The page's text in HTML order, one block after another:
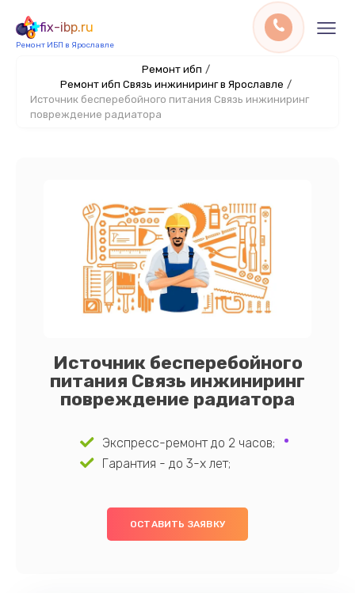
fix-ibp.ru
Ремонт ИБП в Ярославле
Ремонт ибп /
Ремонт ибп Связь инжиниринг в Ярославле /
Источник бесперебойного питания Связь инжиниринг
повреждение радиатора
Источник бесперебойного
питания Связь инжиниринг
повреждение радиатора
Экспресс-ремонт до 2 часов;
Гарантия - до 3-х лет;
ОСТАВИТЬ ЗАЯВКУ